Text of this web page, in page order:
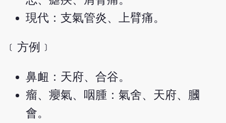
現代：支氣管炎、上臂痛。
﹝方例﹞
鼻衄：天府、合谷。
瘤、癭氣、咽腫：氣舍、天府、膕
會。